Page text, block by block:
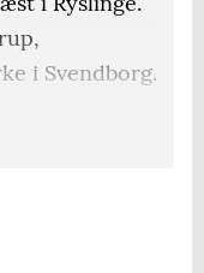
i Svendborg.